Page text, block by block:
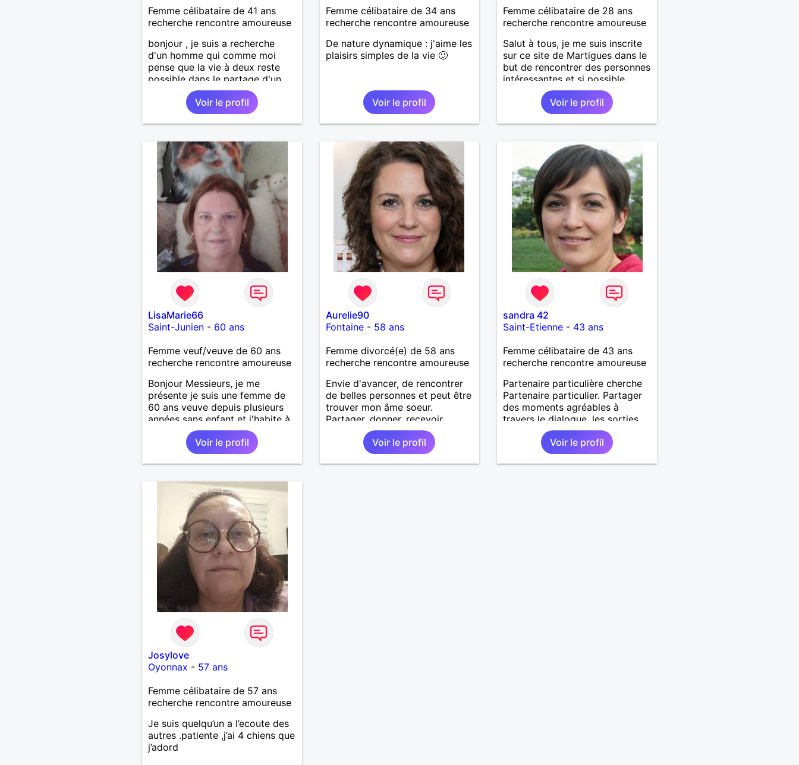
Femme célibataire de 41 ans
recherche rencontre amoureuse
bonjour , je suis a recherche
d'un homme qui comme moi
pense que la vie à deux reste
possible dans le partage d'un
sentiment sincère dans la
compréhension, l'échange,
l'écoute et la tolérance alors
n'hésite pas je suis celle qu'il te
la confiance.
Voir le profil
Femme célibataire de 34 ans
recherche rencontre amoureuse
De nature dynamique : j'aime les
plaisirs simples de la vie 🙂
Voir le profil
Femme célibataire de 28 ans
recherche rencontre amoureuse
Salut à tous, je me suis inscrite
sur ce site de Martigues dans le
but de rencontrer des personnes
intéressantes et si possible
l'homme de ma vie. Je suis
quelqu'un de timide quand un
garçon me plaît et c'est
pourquoi j'ai besoin d'être
que je suis là.
Voir le profil
LisaMarie66
Saint-Junien- 60 ans
Femme veuf/veuve de 60 ans
recherche rencontre amoureuse
Bonjour Messieurs, je me
présente je suis une femme de
60 ans veuve depuis plusieurs
années sans enfant et j'habite à
St-Junien Haute-Vienne. Je
recherche un homme entre 53-
64 ans ou j'habite et alentours
pour faire connaissance en 1er
recherche un homme sérieux et
honnête et qui soit gentil et
sincère, attentionné et à
l'écoute. Je suis une personne
sérieuse à qui la vie n'a pas fait
de cadeaux. Pas de vie à 2 .
Relation sérieuse et suivie
uniquement
Voir le profil
Aurelie90
Fontaine- 58 ans
Femme divorcé(e) de 58 ans
recherche rencontre amoureuse
Envie d'avancer, de rencontrer
de belles personnes et peut être
trouver mon âme soeur.
Partager, donner, recevoir.
Apprendre à se connaître et voir
ce que l'avenir nous réserve !
Voir le profil
sandra 42
Saint-Etienne - 43 ans
Femme célibataire de 43 ans
recherche rencontre amoureuse
Partenaire particulière cherche
Partenaire particulier. Partager
des moments agréables à
travers le dialogue, les sorties,
les balades etc. Une amitié dans
un premier temps. Je cherche
juste un homme simple, sincère,
complice.
Voir le profil
Josylove
Oyonnax - 57 ans
Femme célibataire de 57 ans
recherche rencontre amoureuse
Je suis quelqu’un a l’ecoute des
autres .patiente ,j’ai 4 chiens que
j’adord